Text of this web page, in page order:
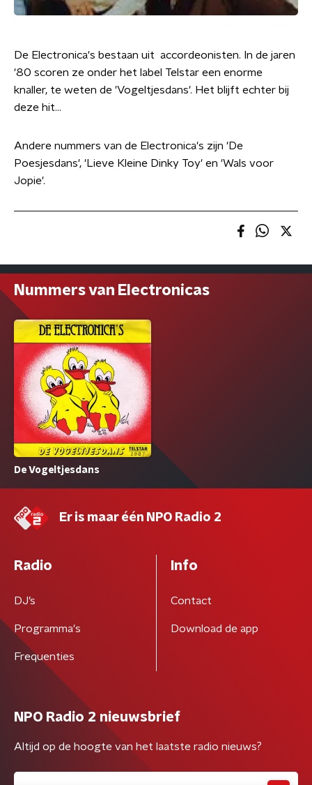
De Electronica's bestaan uit accordeonisten. In de jaren
'80 scoren ze onder het label Telstar een enorme
knaller, te weten de 'Vogeltjesdans'. Het blijft echter bij
deze hit...
Andere nummers van de Electronica's zijn 'De
Poesjesdans', 'Lieve Kleine Dinky Toy' en 'Wals voor
Jopie'.
Nummers van Electronicas
De Vogeltjesdans
Er is maar één NPO Radio 2
Radio
DJ’s
Programma's
Frequenties
Info
Contact
Download de app
NPO Radio 2 nieuwsbrief
Altijd op de hoogte van het laatste radio nieuws?